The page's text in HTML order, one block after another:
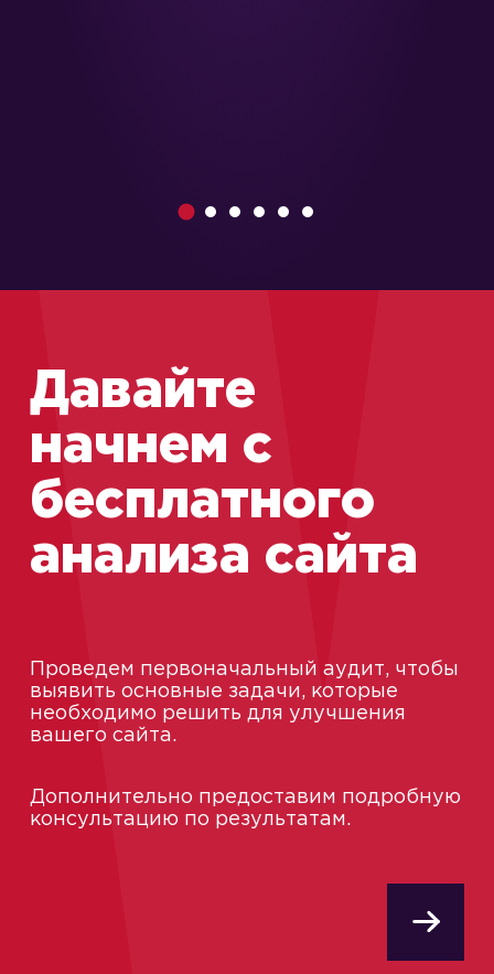
2 3 4 5 6
Давайте
начнем с
бесплатного
анализа сайта
Проведем первоначальный аудит, чтобы
выявить основные задачи, которые
необходимо решить для улучшения
вашего сайта.
Дополнительно предоставим подробную
консультацию по результатам.